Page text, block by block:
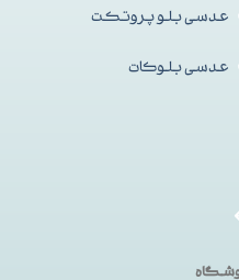
عدسی بلو پروتکت
عدسی بلوکات